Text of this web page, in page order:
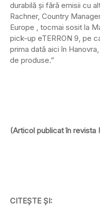
durabilă și fără emisii cu
Rachner, Country
Europe , tocmai sosit la
pick-up eTERRON 9, pe
prima dată aici în
de produse.”
(Articol publicat în revista
CITEȘTE ȘI: